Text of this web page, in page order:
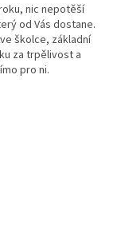
nic nepotěší
od Vás dostane.
školce, základní
za trpělivost a
pro ni.